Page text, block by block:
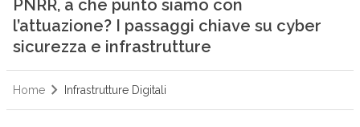
PNRR, a che punto siamo con
l’attuazione? I passaggi chiave su cyber
sicurezza e infrastrutture
Home Infrastrutture Digitali